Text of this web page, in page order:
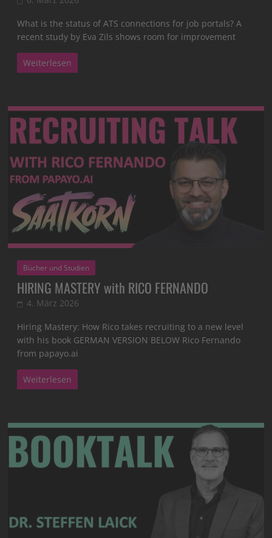
What is the status of ATS connections for job portals? A
recent study by Eva Zils shows room for improvement
Weiterlesen
Bücher und Studien
HIRING MASTERY with RICO FERNANDO
4. März 2026
Hiring Mastery: How Rico takes recruiting to a new level
with his book GERMAN VERSION BELOW Rico Fernando
from papayo.ai
Weiterlesen